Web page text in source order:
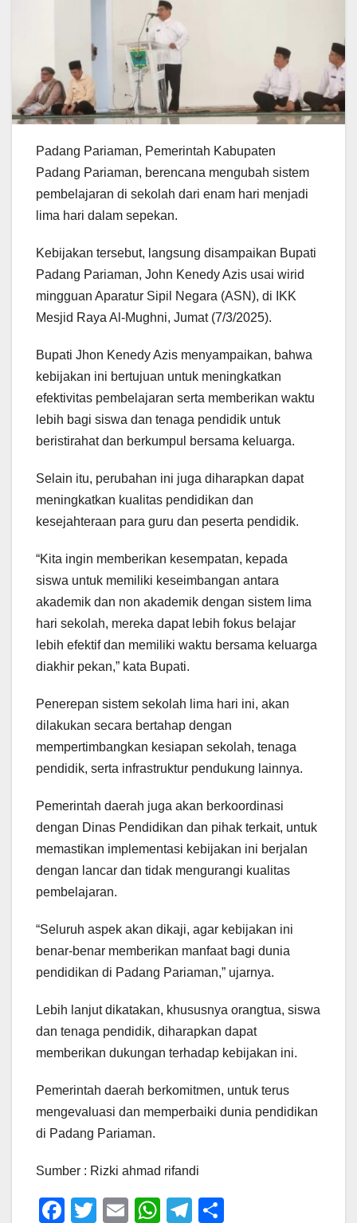
Padang Pariaman, Pemerintah Kabupaten
Padang Pariaman, berencana mengubah sistem
pembelajaran di sekolah dari enam hari menjadi
lima hari dalam sepekan.
Kebijakan tersebut, langsung disampaikan Bupati
Padang Pariaman, John Kenedy Azis usai wirid
mingguan Aparatur Sipil Negara (ASN), di IKK
Mesjid Raya Al-Mughni, Jumat (7/3/2025).
Bupati Jhon Kenedy Azis menyampaikan, bahwa
kebijakan ini bertujuan untuk meningkatkan
efektivitas pembelajaran serta memberikan waktu
lebih bagi siswa dan tenaga pendidik untuk
beristirahat dan berkumpul bersama keluarga.
Selain itu, perubahan ini juga diharapkan dapat
meningkatkan kualitas pendidikan dan
kesejahteraan para guru dan peserta pendidik.
“Kita ingin memberikan kesempatan, kepada
siswa untuk memiliki keseimbangan antara
akademik dan non akademik dengan sistem lima
hari sekolah, mereka dapat lebih fokus belajar
lebih efektif dan memiliki waktu bersama keluarga
diakhir pekan,” kata Bupati.
Penerepan sistem sekolah lima hari ini, akan
dilakukan secara bertahap dengan
mempertimbangkan kesiapan sekolah, tenaga
pendidik, serta infrastruktur pendukung lainnya.
Pemerintah daerah juga akan berkoordinasi
dengan Dinas Pendidikan dan pihak terkait, untuk
memastikan implementasi kebijakan ini berjalan
dengan lancar dan tidak mengurangi kualitas
pembelajaran.
“Seluruh aspek akan dikaji, agar kebijakan ini
benar-benar memberikan manfaat bagi dunia
pendidikan di Padang Pariaman,” ujarnya.
Lebih lanjut dikatakan, khususnya orangtua, siswa
dan tenaga pendidik, diharapkan dapat
memberikan dukungan terhadap kebijakan ini.
Pemerintah daerah berkomitmen, untuk terus
mengevaluasi dan memperbaiki dunia pendidikan
di Padang Pariaman.
Sumber : Rizki ahmad rifandi
F
T
E
W
T